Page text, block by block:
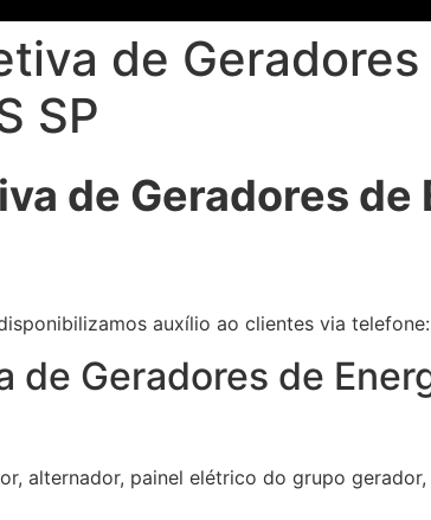
de Geradores
SP
de Geradores de
auxílio ao clientes via
Geradores de
alternador, painel elétrico do grupo